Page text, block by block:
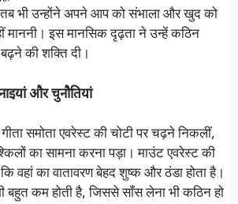
भी उन्होंने अपने आप को संभाला और खुद को
माननी। इस मानसिक दृढ़ता ने उन्हें कठिन
की शक्ति दी।
और चुनौतियां
समोता एवरेस्ट की चोटी पर चढ़ने निकलीं,
का सामना करना पड़ा। माउंट एवरेस्ट की
वहां का वातावरण बेहद शुष्क और ठंडा होता है।
बहुत कम होती है, जिससे साँस लेना भी कठिन हो